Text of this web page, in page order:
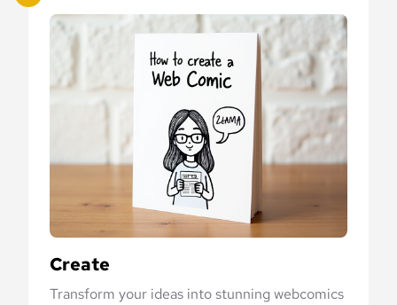
Create
Transform your ideas into stunning webcomics